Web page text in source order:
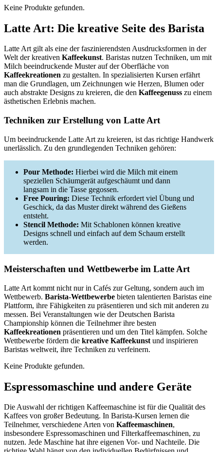
Keine Produkte gefunden.
Latte Art: Die kreative Seite des Barista
Latte Art gilt als eine der faszinierendsten Ausdrucksformen in der
Welt der kreativen Kaffeekunst. Baristas nutzen Techniken, um mit
Milch beeindruckende Muster auf der Oberfläche von
Kaffeekreationen zu gestalten. In spezialisierten Kursen erfährt
man die Grundlagen, um Zeichnungen wie Herzen, Blumen oder
auch abstrakte Designs zu kreieren, die den Kaffeegenuss zu einem
ästhetischen Erlebnis machen.
Techniken zur Erstellung von Latte Art
Um beeindruckende Latte Art zu kreieren, ist das richtige Handwerk
unerlässlich. Zu den grundlegenden Techniken gehören:
Pour Methode: Hierbei wird die Milch mit einem
speziellen Schäumgerät aufgeschäumt und dann
langsam in die Tasse gegossen.
Free Pouring: Diese Technik erfordert viel Übung und
Geschick, da das Muster direkt während des Gießens
entsteht.
Stencil Methode: Mit Schablonen können kreative
Designs schnell und einfach auf dem Schaum erstellt
werden.
Meisterschaften und Wettbewerbe im Latte Art
Latte Art kommt nicht nur in Cafés zur Geltung, sondern auch im
Wettbewerb. Barista-Wettbewerbe bieten talentierten Baristas eine
Plattform, ihre Fähigkeiten zu präsentieren und sich mit anderen zu
messen. Bei Veranstaltungen wie der Deutschen Barista
Championship können die Teilnehmer ihre besten
Kaffeekreationen präsentieren und um den Titel kämpfen. Solche
Wettbewerbe fördern die kreative Kaffeekunst und inspirieren
Baristas weltweit, ihre Techniken zu verfeinern.
Keine Produkte gefunden.
Espressomaschine und andere Geräte
Die Auswahl der richtigen Kaffeemaschine ist für die Qualität des
Kaffees von großer Bedeutung. In Barista-Kursen lernen die
Teilnehmer, verschiedene Arten von Kaffeemaschinen,
insbesondere Espressomaschinen und Filterkaffeemaschinen, zu
nutzen. Jede Maschine hat ihre eigenen Vor- und Nachteile. Die